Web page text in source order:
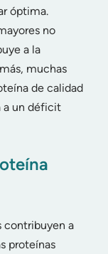
óptima.
no
a la
muchas
de calidad
a un déficit
contribuyen a
proteínas